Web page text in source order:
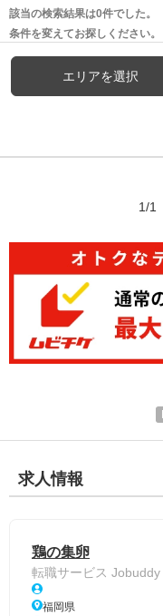
該当の検索結果は0件でした。
条件を変えてお探しください。
エリアを選択
1/1
求人情報
鶏の集卵
転職サービス Jobuddy
福岡県